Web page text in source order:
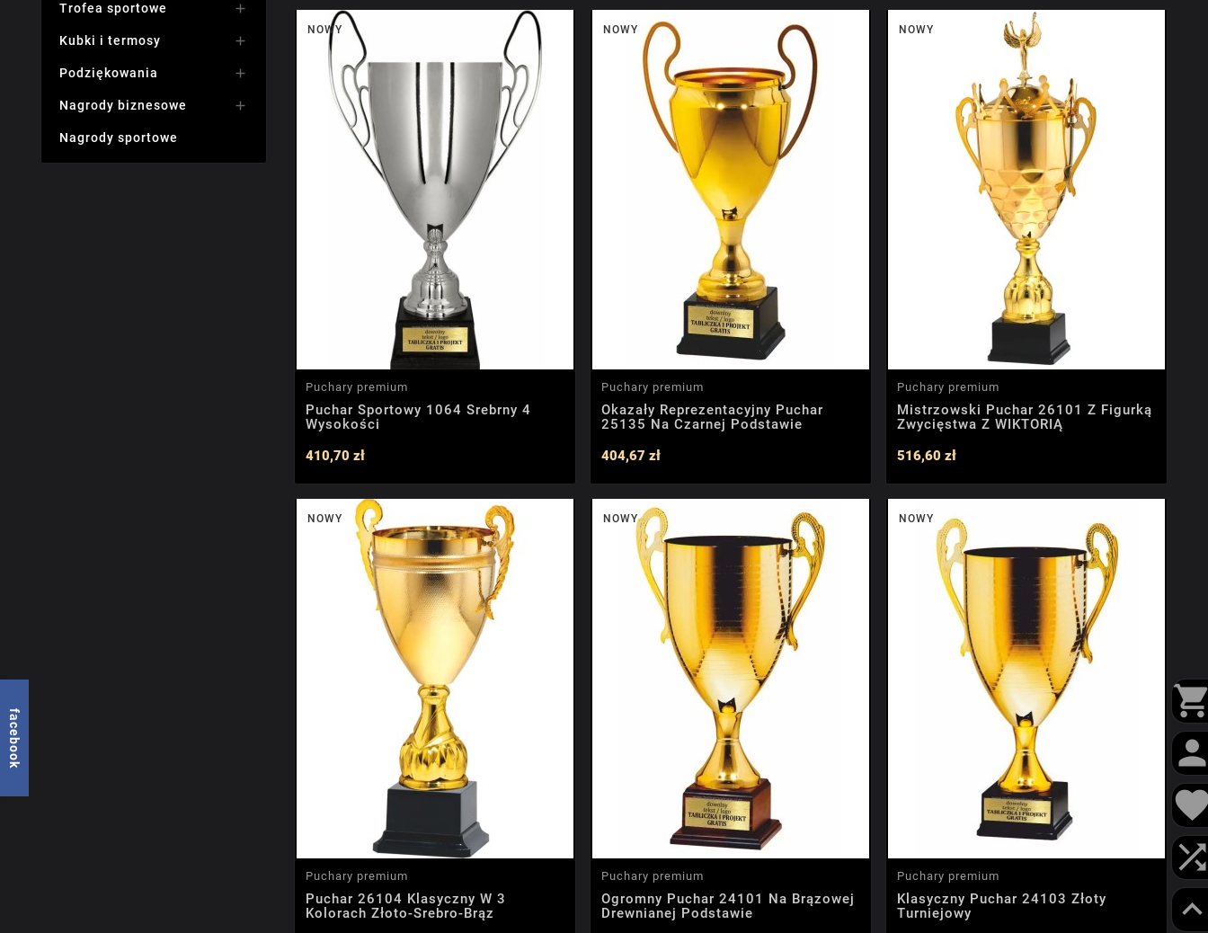
Złoto-szary
(1)
Złoto-zielony
(4)
Złoty
Trofea sportowe 
Kubki i termosy 
Podziękowania 
Nagrody biznesowe 
Nagrody sportowe
NOWY
Puchary premium
Puchar Sportowy 1064 Srebrny 4
Wysokości
410,70 zł
NOWY
Puchary premium
Okazały Reprezentacyjny Puchar
25135 Na Czarnej Podstawie
404,67 zł
NOWY
Puchary premium
Mistrzowski Puchar 26101 Z Figurką
Zwycięstwa Z WIKTORIĄ
516,60 zł
NOWY
Puchary premium
Puchar 26104 Klasyczny W 3
Kolorach Złoto-Srebro-Brąz
NOWY
Puchary premium
Ogromny Puchar 24101 Na Brązowej
Drewnianej Podstawie
NOWY
Puchary premium
Klasyczny Puchar 24103 Złoty
Turniejowy
facebook